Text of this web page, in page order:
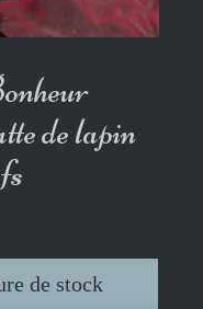
de lapin
de stock